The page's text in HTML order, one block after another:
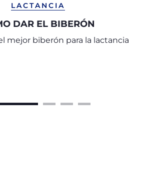
LACTANCIA
DAR EL BIBERÓN
mejor biberón para la lactancia